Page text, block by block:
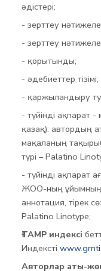
әдістері;
- зерттеу
- зерттеу
- қорытынды;
- әдебиеттер тізімі;
- қаржыландыру
- түйінді ақпарат -
қазақ): автордың
мақаланың
түрі – Palatino
- түйінді ақпарат
ЖОО-ның ұйымның
аннотация, тірек
Palatino Linotype;
ҒТАМР индексі
Индексті
Авторлар аты-